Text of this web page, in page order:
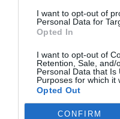
I want to opt-out of
Personal Data for
Opted In
I want to opt-out of
Retention, Sale, and/
Personal Data that Is
Purposes for which it
Opted Out
CONFIRM